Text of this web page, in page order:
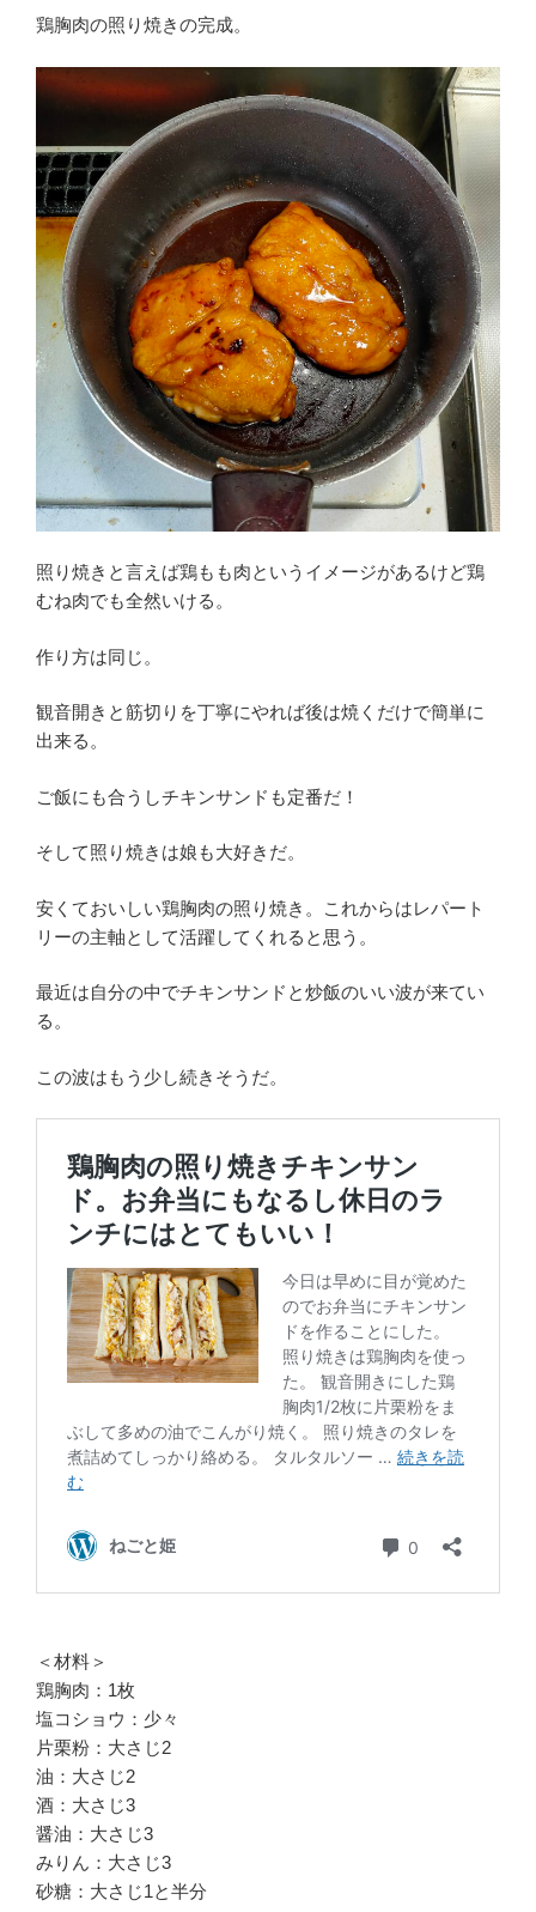
鶏胸肉の照り焼きの完成。
照り焼きと言えば鶏もも肉というイメージがあるけど鶏
むね肉でも全然いける。
作り方は同じ。
観音開きと筋切りを丁寧にやれば後は焼くだけで簡単に
出来る。
ご飯にも合うしチキンサンドも定番だ！
そして照り焼きは娘も大好きだ。
安くておいしい鶏胸肉の照り焼き。これからはレパート
リーの主軸として活躍してくれると思う。
最近は自分の中でチキンサンドと炒飯のいい波が来てい
る。
この波はもう少し続きそうだ。
＜材料＞
鶏胸肉：1枚
塩コショウ：少々
片栗粉：大さじ2
油：大さじ2
酒：大さじ3
醤油：大さじ3
みりん：大さじ3
砂糖：大さじ1と半分